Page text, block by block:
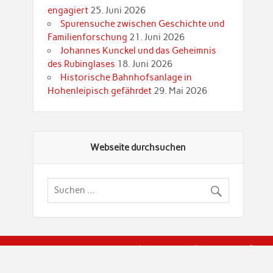
engagiert 25. Juni 2026
Spurensuche zwischen Geschichte und
Familienforschung 21. Juni 2026
Johannes Kunckel und das Geheimnis
des Rubinglases 18. Juni 2026
Historische Bahnhofsanlage in
Hohenleipisch gefährdet 29. Mai 2026
Webseite durchsuchen
© Brandenburgische Genealogische Gesellschaft (BGG)